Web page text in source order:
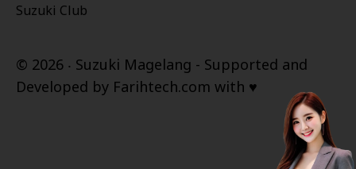
Suzuki Club
© 2026 ‧ Suzuki Magelang - Supported and
Developed by Farihtech.com with ♥